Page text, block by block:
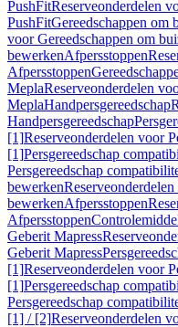
PushFitReserveonderdelen
PushFitGereedschappen om
voor Gereedschappen om
bewerkenAfpersstoppen
Afpersstoppen
MeplaReserveonderdelen
MeplaHandpersgereedschap
Handpersgereedschap
[1]Reserveonderdelen voor
[1]Persgereedschap
Persgereedschap
bewerken
bewerkenAfpersstoppen
Afpersstoppen
Geberit Mapress
Geberit Mapress
[1]Reserveonderdelen voor
[1]Persgereedschap
Persgereedschap
[1] / [2]Reserveonderdelen